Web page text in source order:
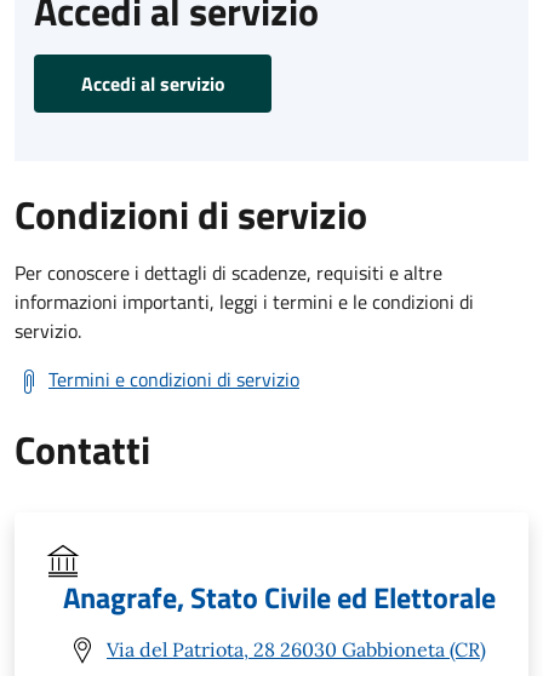
Accedi al servizio
Condizioni di servizio
Per conoscere i dettagli di scadenze, requisiti e altre
informazioni importanti, leggi i termini e le condizioni di
servizio.
Termini e condizioni di servizio
Contatti
Anagrafe, Stato Civile ed Elettorale
Via del Patriota, 28 26030 Gabbioneta (CR)